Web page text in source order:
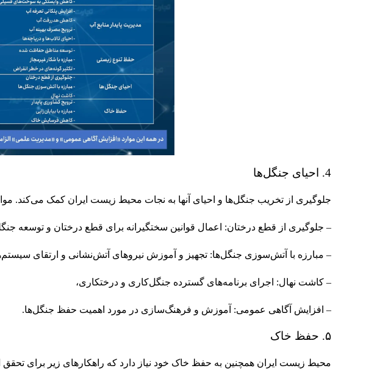
4. احیای جنگل‌ها
جلوگیری از تخریب جنگل‌ها و احیای آنها به نجات محیط زیست ایران کمک می‌کند.
– جلوگیری از قطع درختان: اعمال قوانین سختگیرانه برای قطع درختان و توسعه
– مبارزه با آتش‌سوزی جنگل‌ها: تجهیز و آموزش نیروهای آتش‌نشانی و ارتقای
– کاشت نهال: اجرای برنامه‌های گسترده جنگل‌کاری و درختکاری،
– افزایش آگاهی عمومی: آموزش و فرهنگ‌سازی در مورد اهمیت حفظ جنگل‌ها.
۵. حفظ خاک
محیط زیست ایران همچنین به حفظ خاک خود نیاز دارد که راهکارهای زیر برای